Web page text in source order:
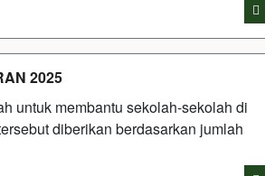
2025
untuk membantu sekolah-sekolah di
diberikan berdasarkan jumlah